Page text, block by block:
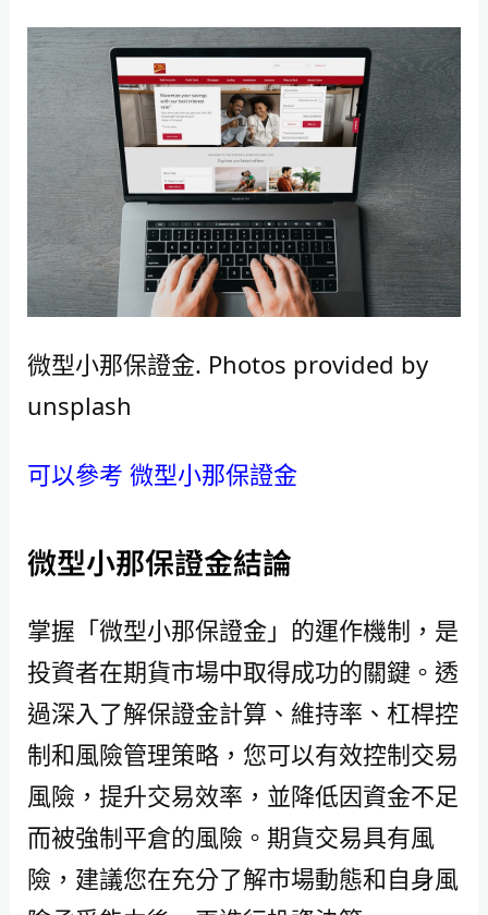
微型小那保證金. Photos provided by
unsplash
可以參考 微型小那保證金
微型小那保證金結論
掌握「微型小那保證金」的運作機制，是
投資者在期貨市場中取得成功的關鍵。透
過深入了解保證金計算、維持率、杠桿控
制和風險管理策略，您可以有效控制交易
風險，提升交易效率，並降低因資金不足
而被強制平倉的風險。期貨交易具有風
險，建議您在充分了解市場動態和自身風